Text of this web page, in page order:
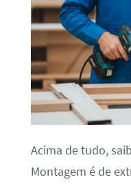
Acima de tudo,
Montagem é de